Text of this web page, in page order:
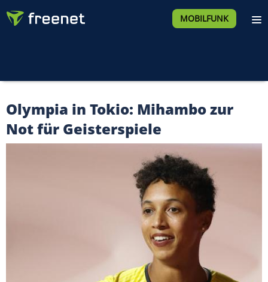
MOBILFUNK
Olympia in Tokio: Mihambo zur
Not für Geisterspiele